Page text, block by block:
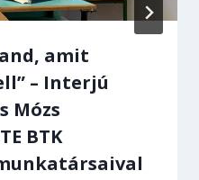
amit
– Interjú
Mózs
BTK